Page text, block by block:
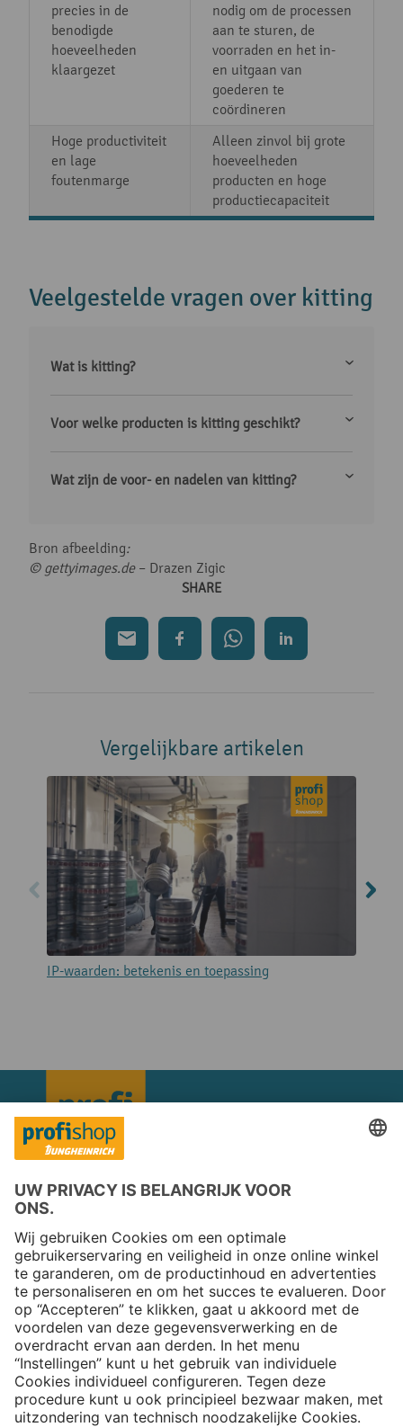
precies in de
benodigde
hoeveelheden
klaargezet
nodig om de processen
aan te sturen, de
voorraden en het in-
en uitgaan van
goederen te
coördineren
Hoge productiviteit
en lage
foutenmarge
Alleen zinvol bij grote
hoeveelheden
producten en hoge
productiecapaciteit
Veelgestelde vragen over kitting
Wat is kitting?
Voor welke producten is kitting geschikt?
Wat zijn de voor- en nadelen van kitting?
Bron afbeelding:
© gettyimages.de– Drazen Zigic
SHARE
Vergelijkbare artikelen
IP-waarden: betekenis en toepassing
Copyright © 2026 Jungheinrich PROFISHOP
Nieuwsbrief
Aanmelden →